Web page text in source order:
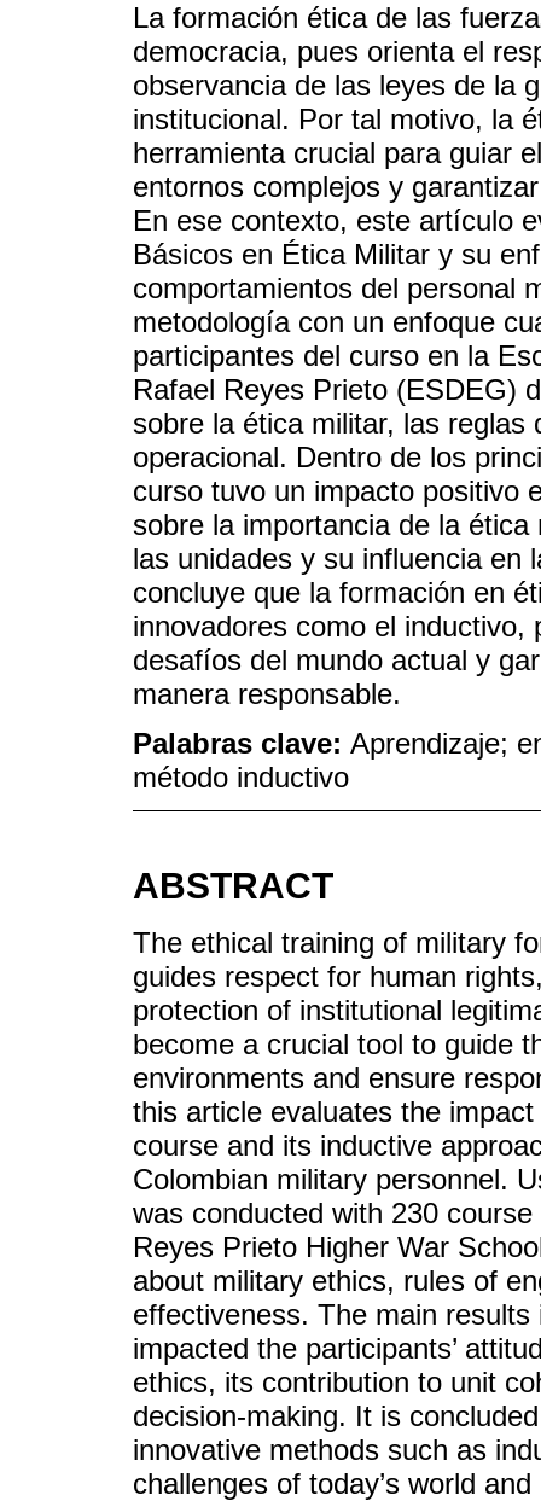
La formación ética de las
democracia, pues orienta el
observancia de las leyes de la
institucional. Por tal motivo, la
herramienta crucial para guiar
entornos complejos y
En ese contexto, este artículo
Básicos en Ética Militar y su
comportamientos del personal
metodología con un enfoque
participantes del curso en la
Rafael Reyes Prieto (ESDEG)
sobre la ética militar, las
operacional. Dentro de los
curso tuvo un impacto positivo
sobre la importancia de la
las unidades y su influencia en
concluye que la formación en
innovadores como el
desafíos del mundo actual y
manera responsable.
Palabras clave: Aprendizaje;
método inductivo
ABSTRACT
The ethical training of military
guides respect for human
protection of institutional
become a crucial tool to guide
environments and ensure
this article evaluates the
course and its inductive
Colombian military personnel.
was conducted with 230
Reyes Prieto Higher War
about military ethics, rules of
effectiveness. The main
impacted the participants’
ethics, its contribution to unit
decision-making. It is
innovative methods such as
challenges of today’s world